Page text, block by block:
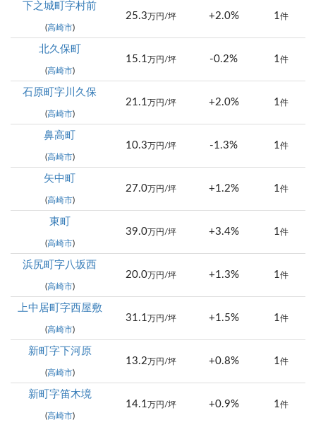
下之城町字村前
(高崎市)
25.3 万円/坪 +2.0% 1件
北久保町
(高崎市)
15.1 万円/坪 -0.2% 1件
石原町字川久保
(高崎市)
21.1 万円/坪 +2.0% 1件
鼻高町
(高崎市)
10.3 万円/坪 -1.3% 1件
矢中町
(高崎市)
27.0 万円/坪 +1.2% 1件
東町
(高崎市)
39.0 万円/坪 +3.4% 1件
浜尻町字八坂西
(高崎市)
20.0 万円/坪 +1.3% 1件
上中居町字西屋敷
(高崎市)
31.1 万円/坪 +1.5% 1件
新町字下河原
(高崎市)
13.2 万円/坪 +0.8% 1件
新町字笛木境
(高崎市)
14.1 万円/坪 +0.9% 1件